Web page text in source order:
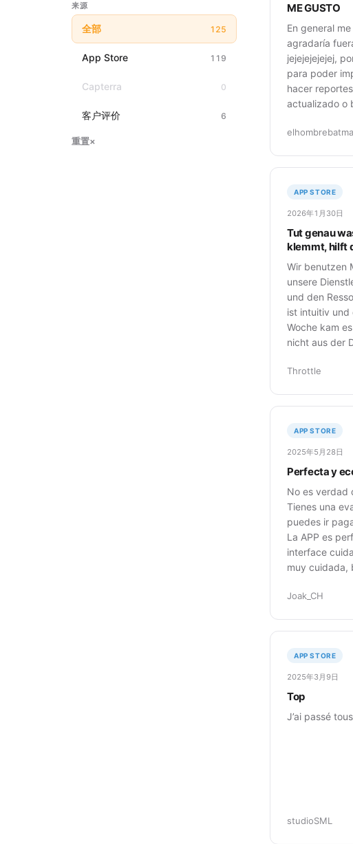
来源
全部 125
App Store 119
Capterra 0
客户评价 6
重置×
ME GUSTO
En general
agradaría
jejejejejejej,
para poder
hacer
actualizado o
APP STORE
2026年1月30日
Tut genau
klemmt, hilft
Wir benutzen
unsere
und den
ist intuitiv und
Woche kam
nicht aus der
Throttle
APP STORE
2025年5月28日
Perfecta y
No es verdad
Tienes una
puedes ir
La APP es
interface
muy cuidada,
Joak_CH
APP STORE
2025年3月9日
Top
J’ai passé
studioSML